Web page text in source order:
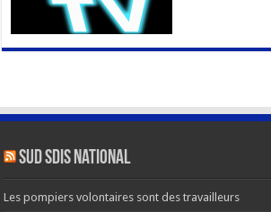
SUD SDIS national
Les pompiers volontaires sont des travailleurs